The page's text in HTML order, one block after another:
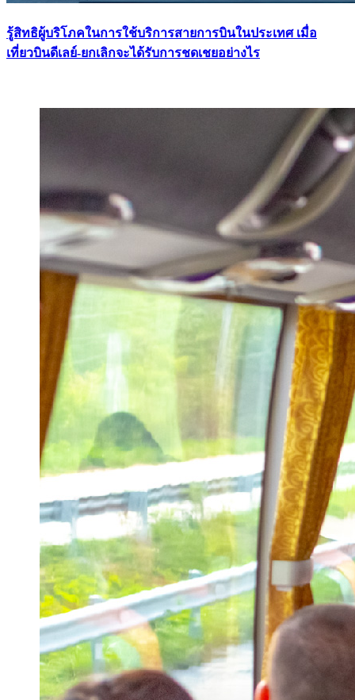
รู้สิทธิผู้บริโภคในการใช้บริการสายการบินในประเทศ เมื่อ
เที่ยวบินดีเลย์-ยกเลิกจะได้รับการชดเชยอย่างไร